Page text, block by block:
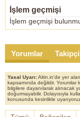
İşlem geçmişi
İşlem geçmişi
Yorumlar
Yasal Uyarı:Altin.in'de yer alan
kapsamında değildir. Yorumlar
bilgilere dayanılarak alınacak
doğurmayabilir. Dolayısıyla
konusunda kesinlikle